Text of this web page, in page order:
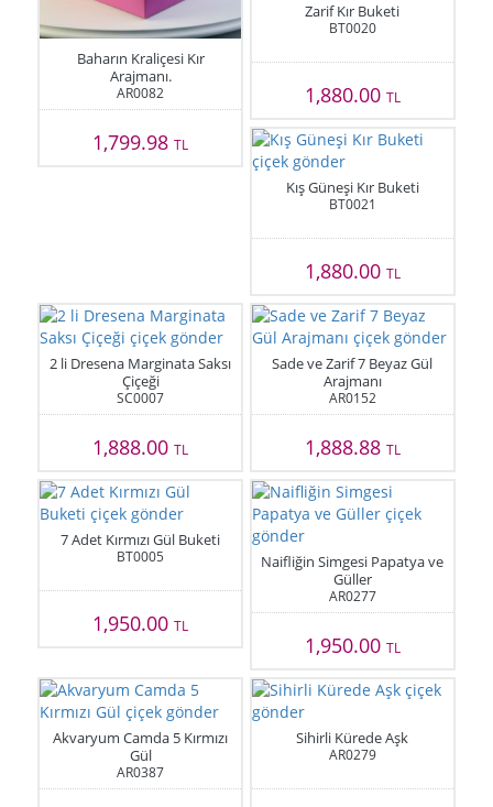
Baharın Kraliçesi Kır
Arajmanı.
AR0082
1,799.98TL
Zarif Kır Buketi
BT0020
1,880.00 TL
Kış Güneşi Kır Buketi
BT0021
1,880.00 TL
2 li Dresena Marginata Saksı
Çiçeği
SC0007
1,888.00TL
Sade ve Zarif 7 Beyaz Gül
Arajmanı
AR0152
1,888.88 TL
7 Adet Kırmızı Gül Buketi
BT0005
1,950.00TL
Naifliğin Simgesi Papatya ve
Güller
AR0277
1,950.00 TL
Akvaryum Camda 5 Kırmızı
Gül
AR0387
Sihirli Kürede Aşk
AR0279